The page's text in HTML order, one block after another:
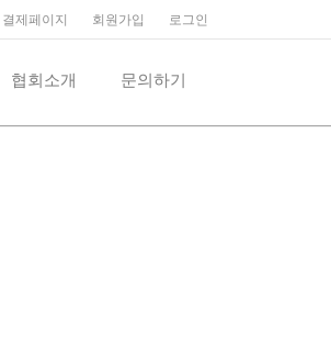
결제페이지 회원가입 로그인
협회소개 문의하기